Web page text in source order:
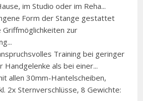
im Studio oder im Reha...
Form der Stange gestattet
Griffmöglichkeiten zur
Training bei geringer
Handgelenke als bei einer...
allen 30mm-Hantelscheiben,
2x Sternverschlüsse, 8 Gewichte: